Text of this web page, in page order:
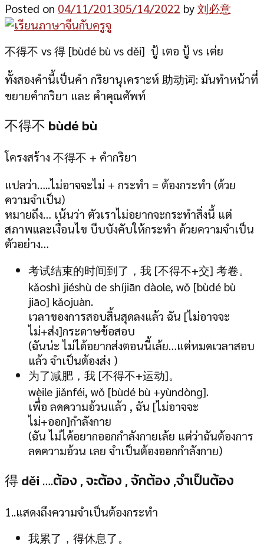
Posted on 04/11/201305/14/2022 by 刘必意
不得不 vs 得 [bùdé bù vs děi] ปู้ เตอ ปู้ vs เต่ย
ทั้งสองคำนี้เป็นคำ กริยานุเคราะห์ 助动词: มันทำหน้าที่
ขยายคำกริยา และ คำคุณศัพท์
不得不 bùdé bù
โครงสร้าง 不得不 + คำกริยา
แปลว่า…..ไม่อาจจะไม่ + กระทำ = ต้องกระทำ (ด้วย
ความจำเป็น)
หมายถึง… เน้นว่า ตัวเราไม่อยากจะกระทำสิ่งนี้ แต่
สภาพและเงื่อนไข บีบบังคับให้กระทำ ด้วยความจำเป็น
ตัวอย่าง…
考试结束的时间到了，我 [不得不+交] 考卷。
kǎoshì jiéshù de shíjiān dàole, wǒ [bùdé bù
jiāo] kǎojuàn.
เวลาของการสอบสิ้นสุดลงแล้ว ฉัน [ไม่อาจจะ
ไม่+ส่ง]กระดาษข้อสอบ
(ฉันน่ะ ไม่ได้อยากส่งตอนนี้เล้ย…แต่หมดเวลาสอบ
แล้ว จำเป็นต้องส่ง )
为了减肥，我 [不得不+运动]。
wèile jiǎnféi, wǒ [bùdé bù +yùndòng].
เพื่อ ลดความอ้วนแล้ว , ฉัน [ไม่อาจจะ
ไม่+ออก]กำลังกาย
(ฉัน ไม่ได้อยากออกกำลังกายเล้ย แต่ว่าฉันต้องการ
ลดความอ้วน เลย จำเป็นต้องออกกำลังกาย)
得 děi ….ต้อง , จะต้อง , จักต้อง ,จำเป็นต้อง
1..แสดงถึงความจำเป็นต้องกระทำ
我累了，得休息了。